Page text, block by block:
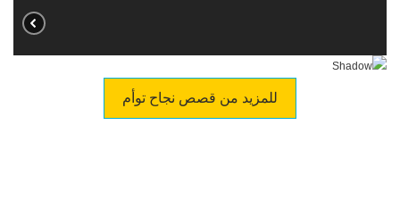
للمزيد من قصص نجاح توأم